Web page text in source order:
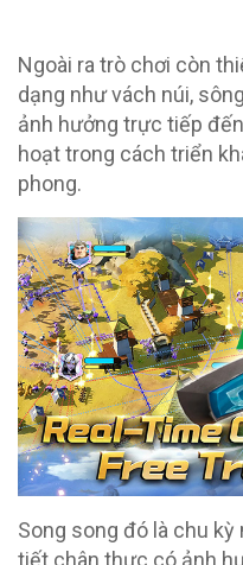
Ngoài ra trò chơi còn
dạng như vách núi,
ảnh hưởng trực tiếp
hoạt trong cách triển
phong.
Song song đó là chu
tiết chân thực có ảnh